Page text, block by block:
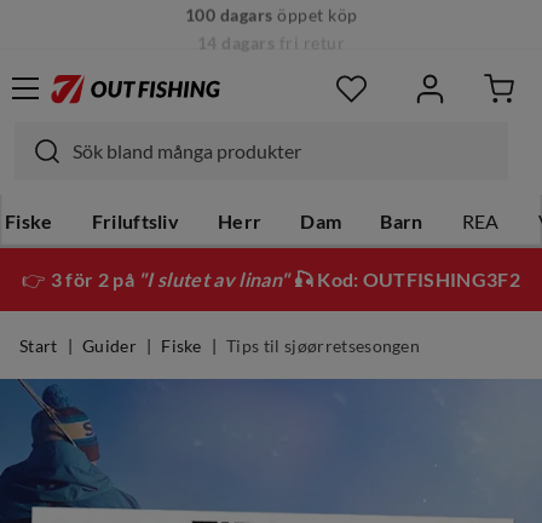
14 dagars fri retur
Fiske Friluftsliv Herr Dam Barn REA
👉 3 för 2 på "I slutet av linan"🎣 Kod: OUTFISHING3F2
Start Guider Fiske Tips til sjøørretsesongen